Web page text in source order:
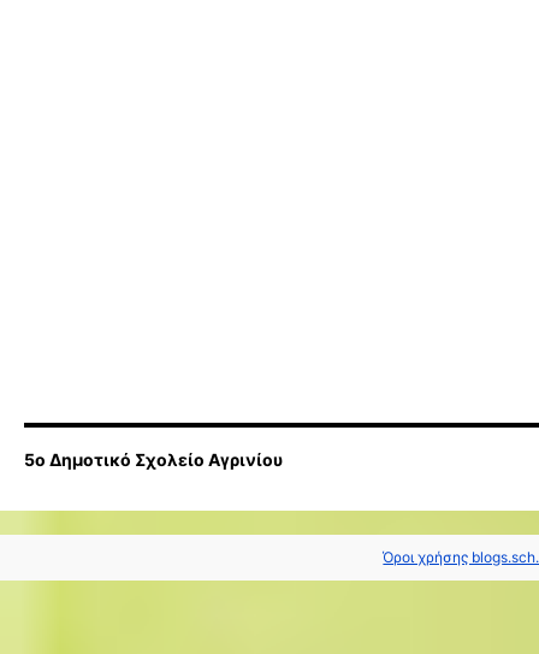
5ο Δημοτικό Σχολείο Αγρινίου
Όροι χρήσης